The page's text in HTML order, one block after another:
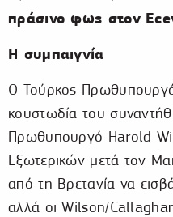
πράσινο φως στον
Η συμπαιγνία
Ο Τούρκος
κουστωδία του
Πρωθυπουργό Harold
Εξωτερικών μετά τον
από τη Βρετανία να
αλλά οι Wilson/